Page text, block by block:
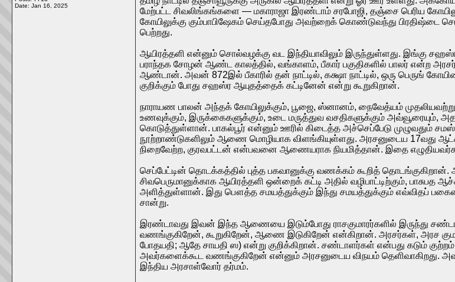
Date: Jan 16, 2025
மேற்பட்ட சிவலிங்கங்களை — மகாராஜா இரண்டாம் சரபோஜி, தஞ்சை பெரிய
கோயிலுக்கு கும்பாபிஷேகம் செய்தபோது அவற்றைக் கொண்டுவந்து பிரதிஷ்டை
பெற்றது.
ஆயிரத்தளி என்னும் சொல்வழக்கு வட இந்தியாவிலும் இருந்துள்ளது. இங்கு
பராந்தக சோழன் ஆண்ட காலத்தில், வங்காளம், பீகார் பகுதிகளில் பாலர் என்ற
ஆண்டான். அவன் 872இல் பீகாரில் தன் நாட்டில், கக்ஷா நாட்டில், ஒரு பெருங்
குறிக்கும் போது சஹஸ்ர ஆயுதத்தைக் கட்டினேன் என்று கூறுகிறான்.
நாராயண பாலன் அந்தக் கோயிலுக்கும், பூஜை, ஸ்னானம், நைவேத்யம்
உணவுக்கும், இருக்கைகளுக்கும், உடை மருத்துவ வசதிகளுக்கும்
கொடுத்துள்ளான். பாகல்பூர் என்னும் ஊரில் கிடைத்த அச்செப்பேடு முழுவதும்
நூற்றாண்டுகளிலும் ஆணை மொழியாக விளங்கியுள்ளது. அரசனுடைய 17வது
நிறைவேற்ற, குரவபட்டன் என்பவனை ஆணையராக நியமித்தான். இதை
செப்பேட்டின் தொடக்கத்தில் புத்த பகவானுக்கு வணக்கம் கூறித்
சிவபெருமானுக்காக ஆயிரத்தளி ஒன்றைக் கட்டி அதில் வழிபாட்டிற்கும்,
அளித்துள்ளான். இது பௌத்த சமயத்துக்கும் இந்து சமயத்துக்கும் எவ்விதப்
சான்று.
இரண்டாவது இவன் இந்த ஆணையை இடும்போது ராசகுமாரர்களில் இருந்து
வணங்குகிறேன், கூறுகிறேன், ஆணை இடுகிறேன் என்கிறான். அரசர்கள், அரச
போதயதி; ஆதே சாயதி ஸ) என்று குறிக்கிறான். சண்டாளர்கள் என்பது கடும்
அவர்களைக்கூட வணங்குகிறேன் என்னும் அரசனுடைய விநயம் தெளிவாகிறது.
இந்திய அரசாள்வோர் தர்மம்.